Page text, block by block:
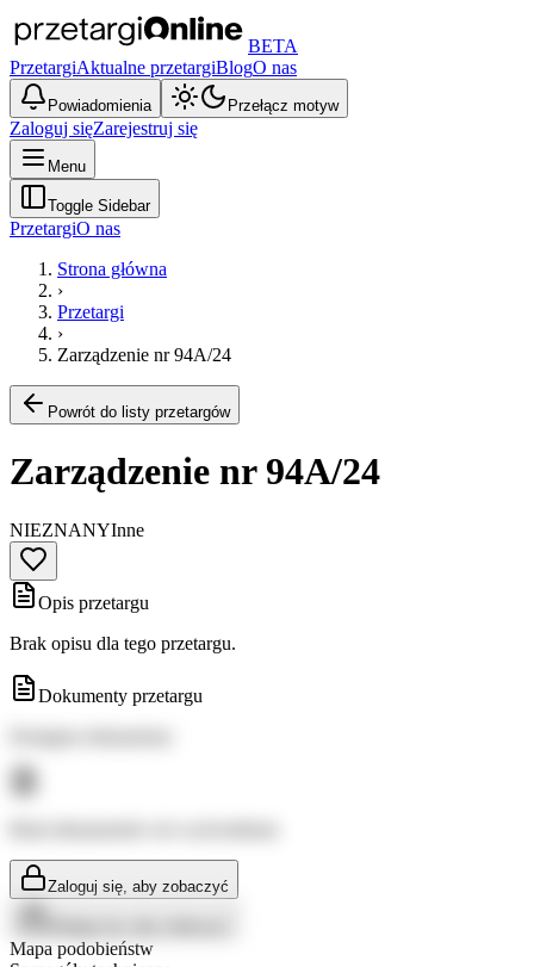
BETA
PrzetargiAktualne przetargiBlogO nas
Powiadomienia Przełącz motyw
Zaloguj sięZarejestruj się
Menu
Toggle Sidebar
PrzetargiO nas
Strona główna
›
Przetargi
›
Zarządzenie nr 94A/24
Powrót do listy przetargów
Zarządzenie nr 94A/24
NIEZNANYInne
Opis przetargu
Brak opisu dla tego przetargu.
Dokumenty przetargu
Zaloguj się, aby zobaczyć
Mapa podobieństw